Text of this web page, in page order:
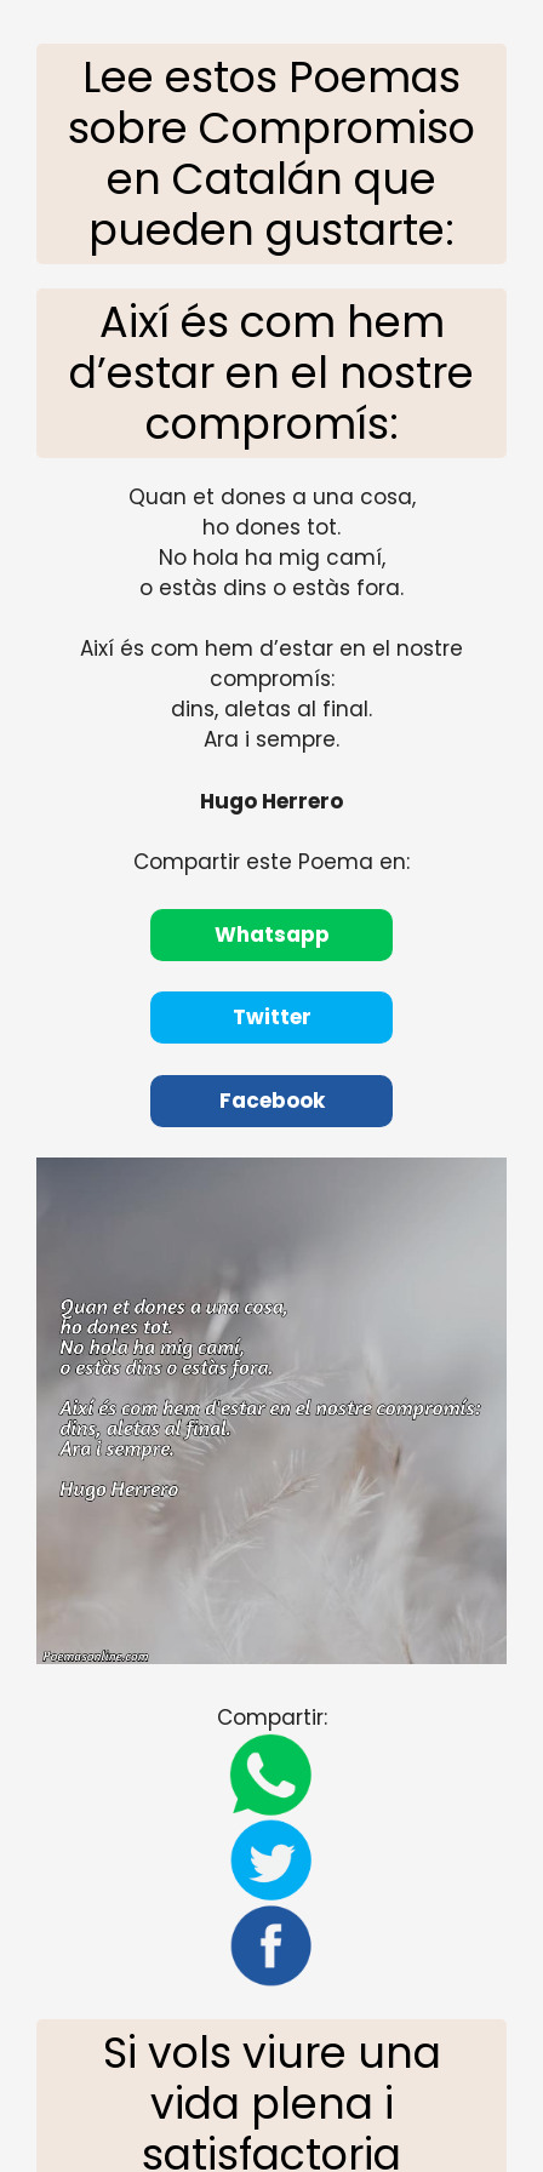
Lee estos Poemas
sobre Compromiso
en Catalán que
pueden gustarte:
Així és com hem
d’estar en el nostre
compromís:
Quan et dones a una cosa,
ho dones tot.
No hola ha mig camí,
o estàs dins o estàs fora.
Així és com hem d’estar en el nostre
compromís:
dins, aletas al final.
Ara i sempre.
Hugo Herrero
Compartir este Poema en:
Whatsapp
Twitter
Facebook
Compartir:
Si vols viure una
vida plena i
satisfactoria